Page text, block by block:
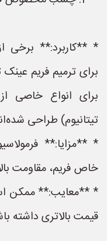
* **کاربرد:**
برای ترمیم فریم
برای انواع خاصی
تیتانیوم) طراحی
* **مزایا:**
خاص فریم، مقاومت
* **معایب:** ممکن
قیمت بالاتری داشته